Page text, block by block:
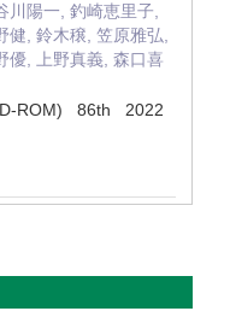
陽一, 釣崎恵里子,
健, 鈴木穣, 笠原雅弘,
優, 上野真義, 森口喜
ROM) 86th 2022